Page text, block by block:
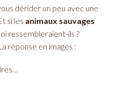
dérider un peu avec une
si les animaux sauvages
ressembleraient-ils ?
réponse en images :